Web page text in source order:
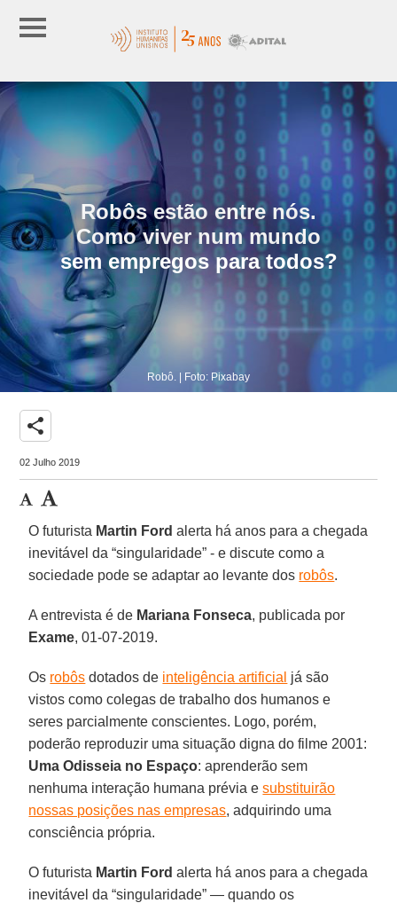
Robôs estão entre nós.
Como viver num mundo
sem empregos para todos?
Robô. | Foto: Pixabay
share
02 Julho 2019
O futurista Martin Ford alerta há anos para a chegada
inevitável da “singularidade” - e discute como a
sociedade pode se adaptar ao levante dos robôs.
A entrevista é de Mariana Fonseca, publicada por
Exame, 01-07-2019.
Os robôs dotados de inteligência artificial já são
vistos como colegas de trabalho dos humanos e
seres parcialmente conscientes. Logo, porém,
poderão reproduzir uma situação digna do filme 2001:
Uma Odisseia no Espaço: aprenderão sem
nenhuma interação humana prévia esubstituirão
nossas posições nas empresas, adquirindo uma
consciência própria.
O futurista Martin Ford alerta há anos para a chegada
inevitável da “singularidade” — quando os